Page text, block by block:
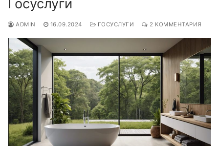
Госуслуги
ADMIN 16.09.2024 ГОСУСЛУГИ 2 КОММЕНТАРИЯ